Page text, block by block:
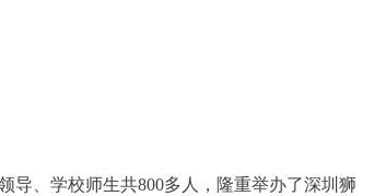
导、学校师生共800多人，隆重举办了深圳狮